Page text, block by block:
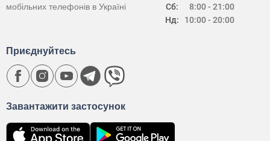
Сб:
Нд:
8:00 - 21:00
10:00 - 20:00
мобільних телефонів в Україні
Завантажити застосунок
Приєднуйтесь